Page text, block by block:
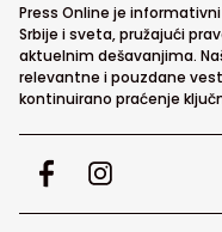
Press Online je
Srbije i sveta, pružajući
aktuelnim dešavanjima.
relevantne i pouzdane
kontinuirano praćenje